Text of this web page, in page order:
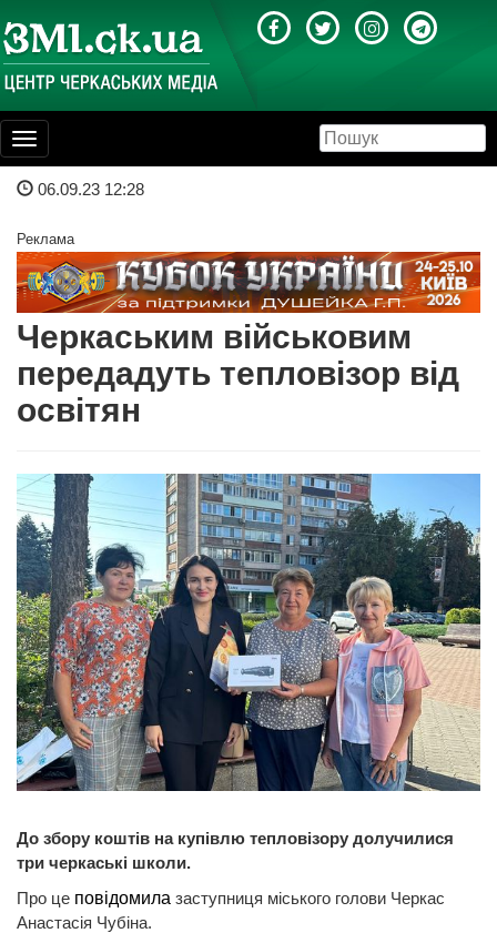
Toggle
navigation
06.09.23 12:28
Реклама
Черкаським військовим
передадуть тепловізор від
освітян
До збору коштів на купівлю тепловізору долучилися
три черкаські школи.
Про це повідомила заступниця міського голови Черкас
Анастасія Чубіна.